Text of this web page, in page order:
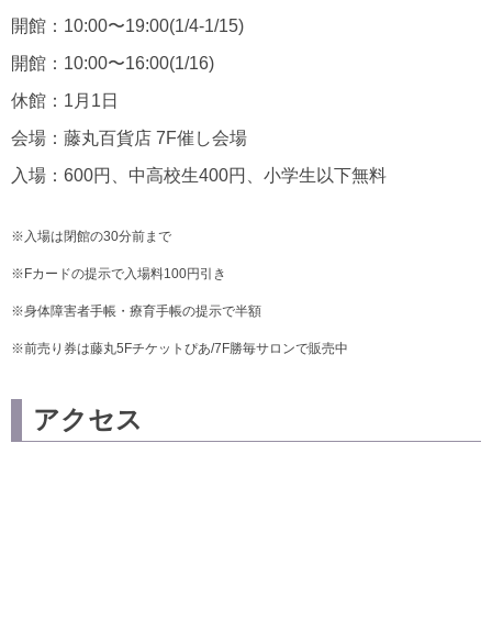
開館：10:00〜19:00(1/4-1/15)
開館：10:00〜16:00(1/16)
休館：1月1日
会場：藤丸百貨店 7F催し会場
入場：600円、中高校生400円、小学生以下無料
※入場は閉館の30分前まで
※Fカードの提示で入場料100円引き
※身体障害者手帳・療育手帳の提示で半額
※前売り券は藤丸5Fチケットぴあ/7F勝毎サロンで販売中
アクセス